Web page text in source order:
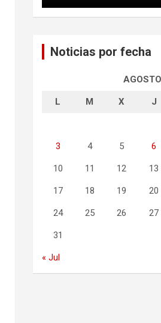
Noticias por fecha
L M X J
3 4 5 6
10 11 12 13
17 18 19 20
24 25 26 27
31
« Jul